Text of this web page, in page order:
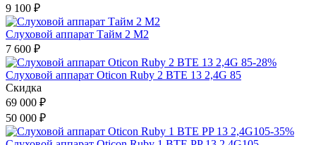
9 100 ₽
Слуховой аппарат Тайм 2 М2
7 600 ₽
-28%
Слуховой аппарат Oticon Ruby 2 BTE 13 2,4G 85
Скидка
69 000 ₽
50 000 ₽
-35%